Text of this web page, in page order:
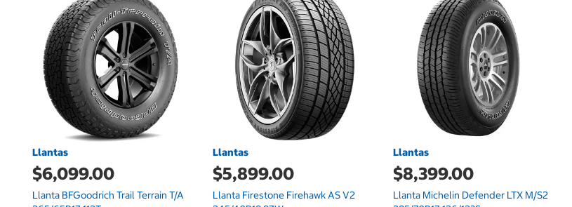
Llantas
$6,099.00
Llanta BFGoodrich Trail Terrain T/A
Llantas
$5,899.00
Llanta Firestone Firehawk AS V2
Llantas
$8,399.00
Llanta Michelin Defender LTX M/S2